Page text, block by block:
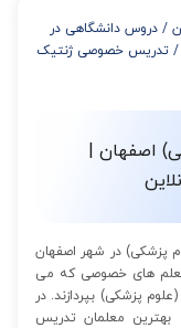
/ دروس دانشگاهی در
/ تدریس خصوصی ژنتیک
اصفهان |
پزشکی) در شهر اصفهان
معلم های خصوصی که می
پزشکی) بپردازند. در
بهترین معلمان تدریس